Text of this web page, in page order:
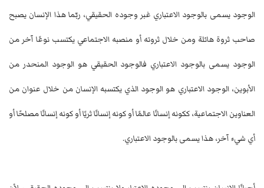
الوجود يسمى بالوجود الاعتباري غبر وجوده الحقيقي، ربّما هذا الإنسان يصبح
صاحب ثروة هائلة ومن خلال ثروته أو منصبه الاجتماعي يكتسب نوعًا آخر من
الوجود يسمى بالوجود الاعتباري فالوجود الحقيقي هو الوجود المنحدر من
الأبوين، الوجود الاعتباري هو الوجود الذي يكتسبه الإنسان من خلال عنوان من
العناوين الاجتماعية، ككونه إنسانًا عالمًا أو كونه إنسانًا ثريًا أو كونه إنسانًا مصلحًا أو
أي شيء آخر، هذا يسمى بالوجود الاعتباري.